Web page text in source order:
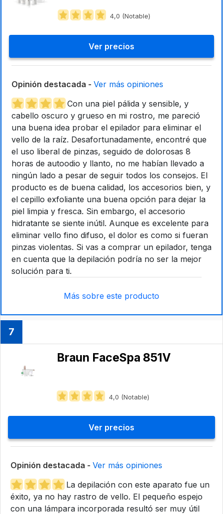
4,0 (Notable)
Ver precios
Opinión destacada - Ver más opiniones
Con una piel pálida y sensible, y
cabello oscuro y grueso en mi rostro, me pareció
una buena idea probar el epilador para eliminar el
vello de la raíz. Desafortunadamente, encontré que
el uso liberal de pinzas, seguido de dolorosas 8
horas de autoodio y llanto, no me habían llevado a
ningún lado a pesar de seguir todos los consejos. El
producto es de buena calidad, los accesorios bien, y
el cepillo exfoliante una buena opción para dejar la
piel limpia y fresca. Sin embargo, el accesorio
hidratante se siente inútil. Aunque es excelente para
eliminar vello fino difuso, el dolor es como si fueran
pinzas violentas. Si vas a comprar un epilador, tenga
en cuenta que la depilación podría no ser la mejor
solución para ti.
Más sobre este producto
7
Braun FaceSpa 851V
4,0 (Notable)
Ver precios
Opinión destacada - Ver más opiniones
La depilación con este aparato fue un
éxito, ya no hay rastro de vello. El pequeño espejo
con una lámpara incorporada resultó ser muy útil